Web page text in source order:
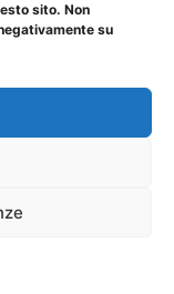
sito. Non
su
Pisa
per una
ha